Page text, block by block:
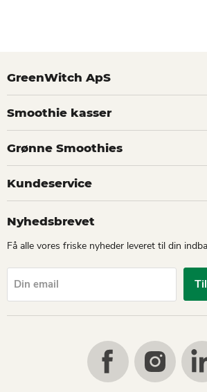
GreenWitch ApS
Smoothie kasser
Grønne Smoothies
Kundeservice
Nyhedsbrevet
Få alle vores friske nyheder leveret til din
Din email
Find
us
on
Find
us
on